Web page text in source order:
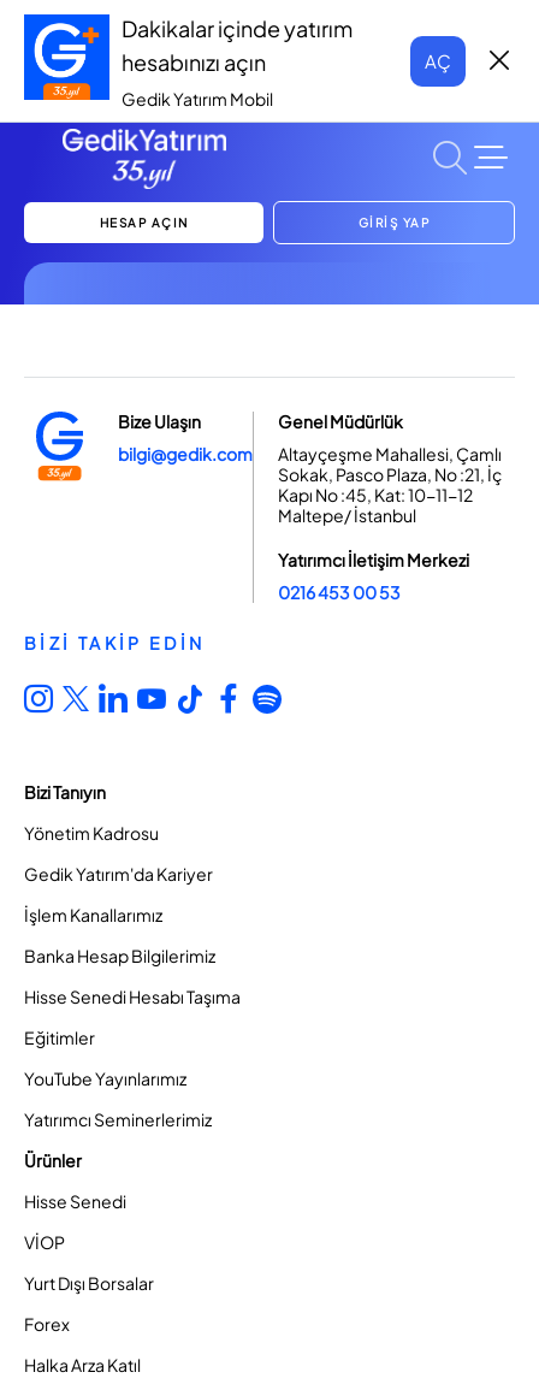
Dakikalar içinde yatırım
hesabınızı açın
Gedik Yatırım Mobil
AÇ
HESAP AÇIN GİRİŞ YAP
Bize Ulaşın
bilgi@gedik.com
Genel Müdürlük
Altayçeşme Mahallesi, Çamlı
Sokak, Pasco Plaza, No :21, İç
Kapı No :45, Kat: 10-11-12
Maltepe/ İstanbul
Yatırımcı İletişim Merkezi
0216 453 00 53
BİZİ TAKİP EDİN
Bizi Tanıyın
Yönetim Kadrosu
Gedik Yatırım'da Kariyer
İşlem Kanallarımız
Banka Hesap Bilgilerimiz
Hisse Senedi Hesabı Taşıma
Eğitimler
YouTube Yayınlarımız
Yatırımcı Seminerlerimiz
Ürünler
Hisse Senedi
VİOP
Yurt Dışı Borsalar
Forex
Halka Arza Katıl